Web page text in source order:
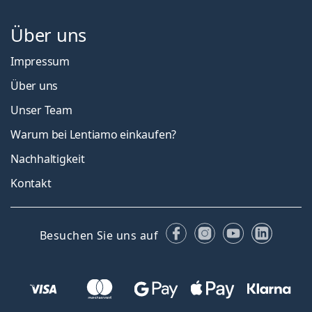
Über uns
Impressum
Über uns
Unser Team
Warum bei Lentiamo einkaufen?
Nachhaltigkeit
Kontakt
Besuchen Sie uns auf FacebookInstagram
YouTube